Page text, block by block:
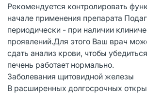
Рекомендуется контролировать
начале применения препарата
периодически - при наличии
проявлений.Для этого Ваш врач
сдать анализ крови, чтобы
печень работает нормально.
Заболевания щитовидной железы
В расширенных долгосрочных